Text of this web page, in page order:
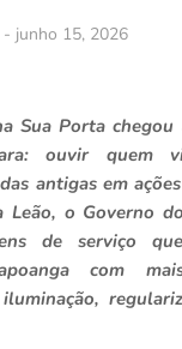
- junho 15, 2026
Sua Porta
ouvir quem
antigas em
Leão, o Governo
de serviço
com